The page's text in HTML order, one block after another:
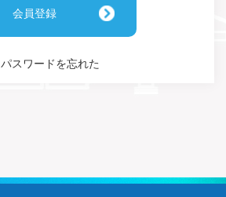
会員登録
パスワードを忘れた